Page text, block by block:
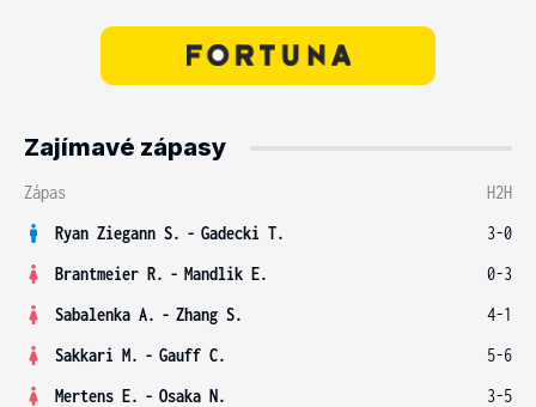
Zajímavé zápasy
Zápas
H2H
Ryan Ziegann S. - Gadecki T.
3-0
Brantmeier R. - Mandlik E.
0-3
Sabalenka A. - Zhang S.
4-1
Sakkari M. - Gauff C.
5-6
Mertens E. - Osaka N.
3-5